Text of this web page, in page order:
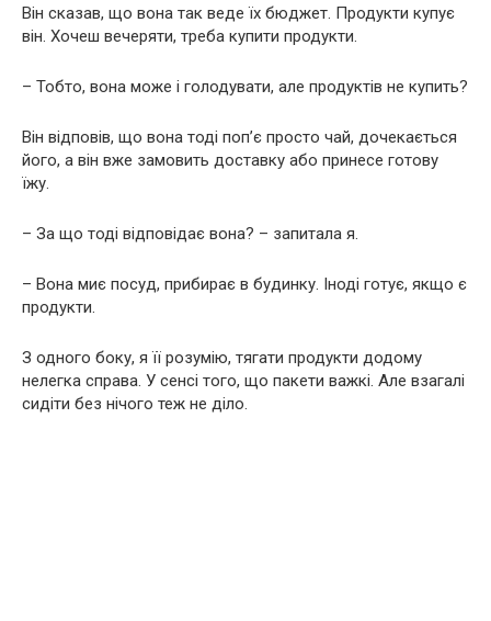
Він сказав, що вона так веде їх бюджет. Продукти купує
він. Хочеш вечеряти, треба купити продукти.
– Тобто, вона може і голодувати, але продуктів не купить?
Він відповів, що вона тоді поп’є просто чай, дочекається
його, а він вже замовить доставку або принесе готову
їжу.
– За що тоді відповідає вона? – запитала я.
– Вона миє посуд, прибирає в будинку. Іноді готує, якщо є
продукти.
З одного боку, я її розумію, тягати продукти додому
нелегка справа. У сенсі того, що пакети важкі. Але взагалі
сидіти без нічого теж не діло.